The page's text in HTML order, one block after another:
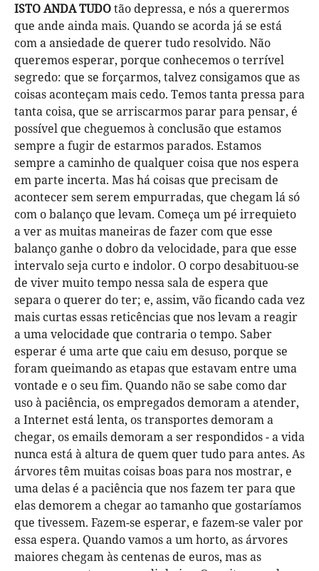
ISTO ANDA TUDOtão depressa, e nós a querermos
que ande ainda mais. Quando se acorda já se está
com a ansiedade de querer tudo resolvido. Não
queremos esperar, porque conhecemos o terrível
segredo: que se forçarmos, talvez consigamos que as
coisas aconteçam mais cedo. Temos tanta pressa para
tanta coisa, que se arriscarmos parar para pensar, é
possível que cheguemos à conclusão que estamos
sempre a fugir de estarmos parados. Estamos
sempre a caminho de qualquer coisa que nos espera
em parte incerta. Mas há coisas que precisam de
acontecer sem serem empurradas, que chegam lá só
com o balanço que levam. Começa um pé irrequieto
a ver as muitas maneiras de fazer com que esse
balanço ganhe o dobro da velocidade, para que esse
intervalo seja curto e indolor. O corpo desabituou-se
de viver muito tempo nessa sala de espera que
separa o querer do ter; e, assim, vão ficando cada vez
mais curtas essas reticências que nos levam a reagir
a uma velocidade que contraria o tempo. Saber
esperar é uma arte que caiu em desuso, porque se
foram queimando as etapas que estavam entre uma
vontade e o seu fim. Quando não se sabe como dar
uso à paciência, os empregados demoram a atender,
a Internet está lenta, os transportes demoram a
chegar, os emails demoram a ser respondidos - a vida
nunca está à altura de quem quer tudo para antes. As
árvores têm muitas coisas boas para nos mostrar, e
uma delas é a paciência que nos fazem ter para que
elas demorem a chegar ao tamanho que gostaríamos
que tivessem. Fazem-se esperar, e fazem-se valer por
essa espera. Quando vamos a um horto, as árvores
maiores chegam às centenas de euros, mas as